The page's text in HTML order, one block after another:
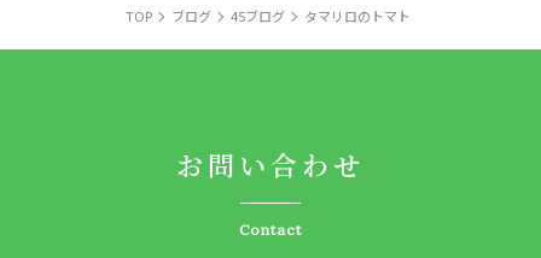
TOP ブログ 45ブログ タマリロのトマト
お問い合わせ
Contact